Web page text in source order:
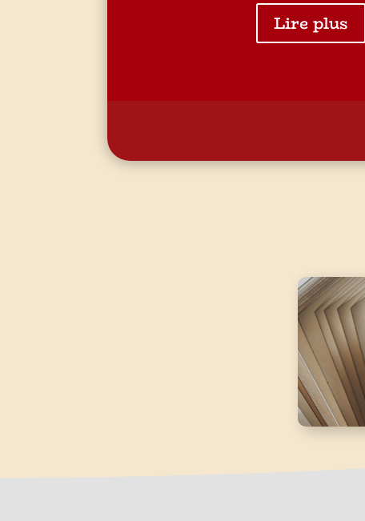
Lire plus